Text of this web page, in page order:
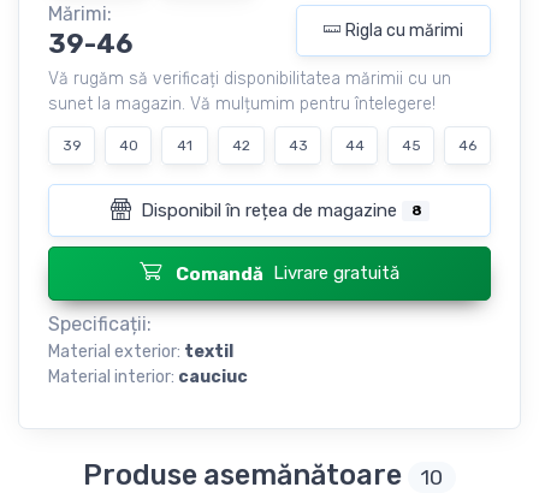
Mărimi:
39-46 Rigla cu mărimi
Vă rugăm să verificați disponibilitatea mărimii cu un
sunet la magazin. Vă mulțumim pentru întelegere!
39 40 41 42 43 44 45 46
Disponibil în rețea de magazine 8
Comandă Livrare gratuită
Specificații:
Material exterior: textil
Material interior: cauciuc
Produse asemănătoare 10